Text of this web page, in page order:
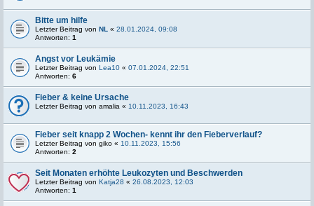
Bitte um hilfe
Letzter Beitrag von NL « 28.01.2024, 09:08
Antworten: 1
Angst vor Leukämie
Letzter Beitrag von Lea10 « 07.01.2024, 22:51
Antworten: 6
Fieber & keine Ursache
Letzter Beitrag von amalia « 10.11.2023, 16:43
Fieber seit knapp 2 Wochen- kennt ihr den Fieberverlauf?
Letzter Beitrag von giko « 10.11.2023, 15:56
Antworten: 2
Seit Monaten erhöhte Leukozyten und Beschwerden
Letzter Beitrag von Katja28 « 26.08.2023, 12:03
Antworten: 1